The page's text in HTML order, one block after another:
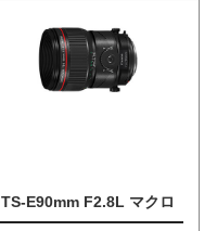
TS-E90mm F2.8L マクロ